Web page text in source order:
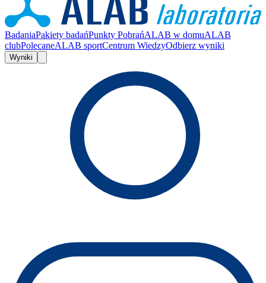
BadaniaPakiety badańPunkty PobrańALAB w domuALAB
clubPolecaneALAB sportCentrum WiedzyOdbierz wyniki
Wyniki